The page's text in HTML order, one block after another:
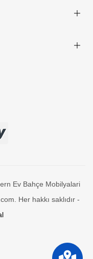
Ev Bahçe Mobilyalari
Her hakkı saklıdır -